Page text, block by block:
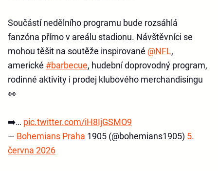
Součástí nedělního programu bude rozsáhlá
fanzóna přímo v areálu stadionu. Návštěvníci se
mohou těšit na soutěže inspirované @NFL,
americké #barbecue, hudební doprovodný program,
rodinné aktivity i prodej klubového merchandisingu
👀
➡️… pic.twitter.com/iH8IjGSMO9
— Bohemians Praha 1905 (@bohemians1905) 5.
června 2026